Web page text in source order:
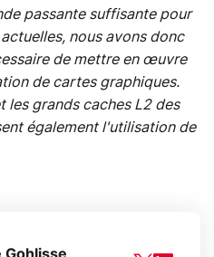
passante suffisante pour
nous avons donc
de mettre en œuvre
de cartes graphiques.
les grands caches L2 des
également l'utilisation de